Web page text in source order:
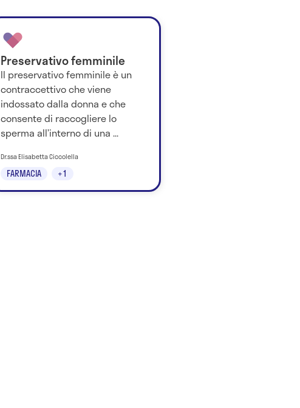
Preservativo femminile
Il preservativo femminile è un
contraccettivo che viene
indossato dalla donna e che
consente di raccogliere lo
sperma all’interno di una ...
FARMACIA +1
Dr.ssa Elisabetta Ciccolella